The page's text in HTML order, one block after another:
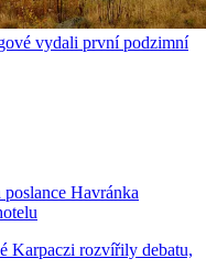
vydali první podzimní
Havránka
Karpaczi rozvířily debatu,